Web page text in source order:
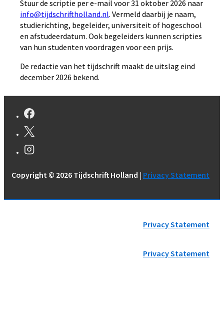
Stuur de scriptie per e-mail voor 31 oktober 2026 naar
info@tijdschriftholland.nl. Vermeld daarbij je naam,
studierichting, begeleider, universiteit of hogeschool
en afstudeerdatum. Ook begeleiders kunnen scripties
van hun studenten voordragen voor een prijs.
De redactie van het tijdschrift maakt de uitslag eind
december 2026 bekend.
Copyright © 2026 Tijdschrift Holland | Privacy Statement
Privacy Statement
Privacy Statement